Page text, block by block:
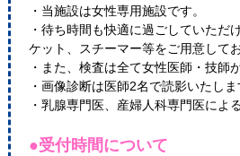
・当施設は女性専用施設です。
・待ち時間も快適に過ごしていただ
ケット、スチーマー等をご用意して
・また、検査は全て女性医師・技師
・画像診断は医師2名で読影いたしま
・乳腺専門医、産婦人科専門医によ
●受付時間について